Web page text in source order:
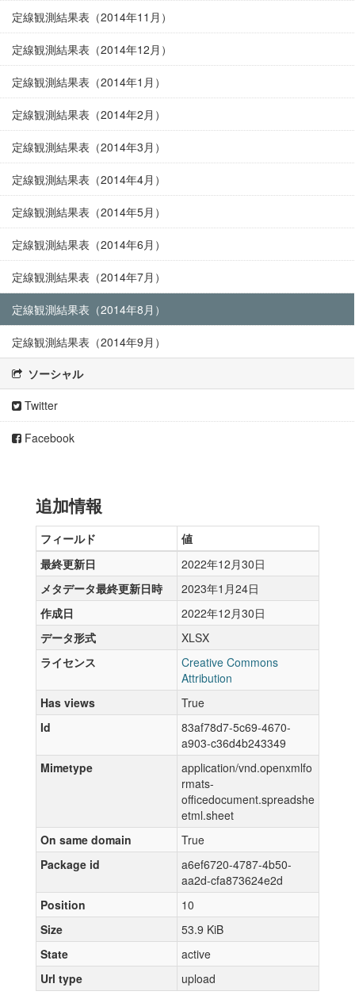
定線観測結果表（2014年11月）
定線観測結果表（2014年12月）
定線観測結果表（2014年1月）
定線観測結果表（2014年2月）
定線観測結果表（2014年3月）
定線観測結果表（2014年4月）
定線観測結果表（2014年5月）
定線観測結果表（2014年6月）
定線観測結果表（2014年7月）
定線観測結果表（2014年8月）
定線観測結果表（2014年9月）
ソーシャル
Twitter
Facebook
追加情報
フィールド
値
最終更新日
2022年12月30日
メタデータ最終更新日時
2023年1月24日
作成日
2022年12月30日
データ形式
XLSX
ライセンス
Creative Commons
Attribution
Has views
True
Id
83af78d7-5c69-4670-
a903-c36d4b243349
Mimetype
application/vnd.openxmlfo
rmats-
officedocument.spreadshe
etml.sheet
On same domain
True
Package id
a6ef6720-4787-4b50-
aa2d-cfa873624e2d
Position
10
Size
53.9 KiB
State
active
Url type
upload